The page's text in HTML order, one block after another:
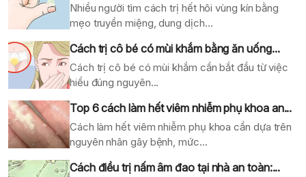
Nhiều người tìm cách trị hết hôi vùng kín bằng
mẹo truyền miệng, dung dịch...
Cách trị cô bé có mùi khắm bằng ăn uống...
Cách trị cô bé có mùi khắm cần bắt đầu từ việc
hiểu đúng nguyên...
Top 6 cách làm hết viêm nhiễm phụ khoa an...
Cách làm hết viêm nhiễm phụ khoa cần dựa trên
nguyên nhân gây bệnh, mức...
Cách điều trị nấm âm đao tại nhà an toàn:...